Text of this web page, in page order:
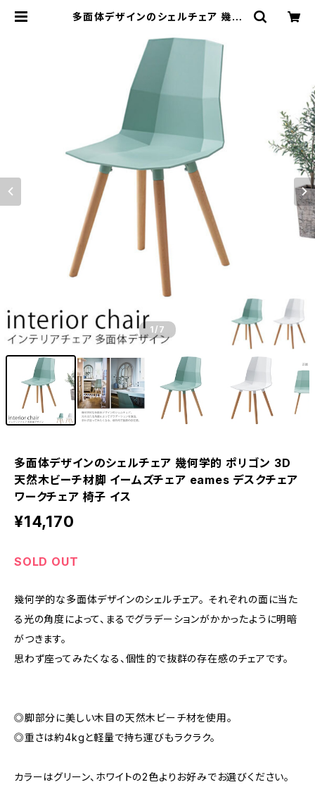
多面体デザインのシェルチェア 幾何
イームズチェア eames デスクチェア
ワークチェア 椅子 イス | カグビズ
1 /7
多面体デザインのシェルチェア 幾何学的 ポリゴン 3D
天然木ビーチ材脚 イームズチェア eames デスクチェア
ワークチェア 椅子 イス
¥14,170
SOLD OUT
幾何学的な多面体デザインのシェルチェア。 それぞれの面に当た
る光の角度によって、まるでグラデーションがかかったように明暗
がつきます。
思わず座ってみたくなる、個性的で抜群の存在感のチェアです。
◎脚部分に美しい木目の天然木ビーチ材を使用。
◎重さは約4kgと軽量で持ち運びもラクラク。
カラーはグリーン、ホワイトの2色よりお好みでお選びください。